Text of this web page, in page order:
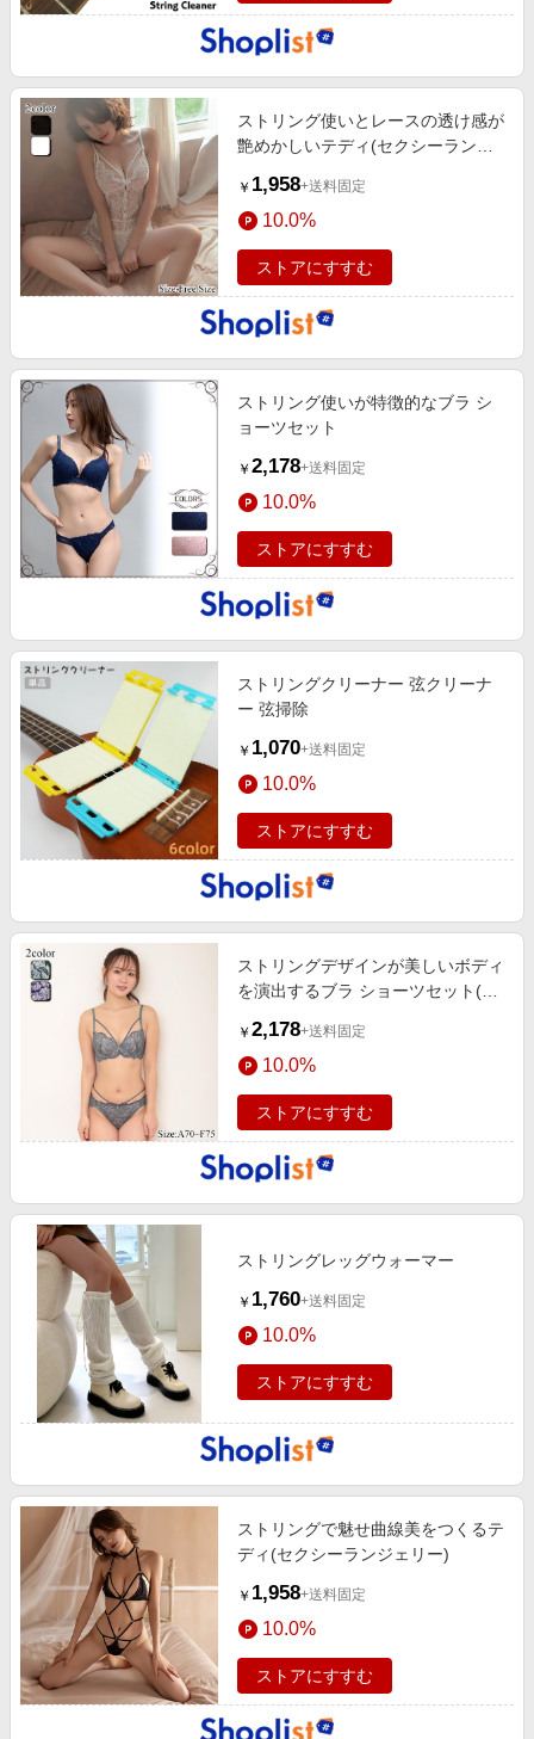
ストリング使いとレースの透け感が
艶めかしいテディ(セクシーランジ
￥ 1,958+送料固定
10.0%
ストアにすすむ
ストリング使いが特徴的なブラ シ
ョーツセット
￥ 2,178+送料固定
10.0%
ストアにすすむ
ストリングクリーナー 弦クリーナ
ー 弦掃除
￥ 1,070+送料固定
10.0%
ストアにすすむ
ストリングデザインが美しいボディ
を演出するブラ ショーツセット(ブ
￥ 2,178+送料固定
10.0%
ストアにすすむ
ストリングレッグウォーマー
￥ 1,760+送料固定
10.0%
ストアにすすむ
ストリングで魅せ曲線美をつくるテ
ディ(セクシーランジェリー)
￥ 1,958+送料固定
10.0%
ストアにすすむ